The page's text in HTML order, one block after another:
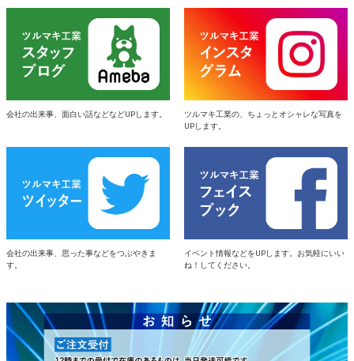
会社の出来事、面白い話などなどUPします。
ツルマキ工業の、ちょっとオシャレな写真を
UPします。
会社の出来事、思った事などをつぶやきま
す。
イベント情報などをUPします。お気軽にいい
ね！してください。